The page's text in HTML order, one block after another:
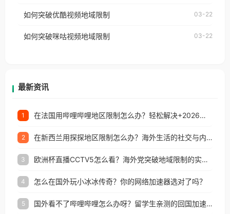
权限制所困扰。
制问题，且仅能在中国大陆地区播放。 遇到这个问题
户收听网易云音乐地区版权限制」的问题，无论人在
如何突破优酷视频地域限制 03-22
如何突破咪咕视频地域限制 03-22
最新资讯
1 在法国用哔哩哔哩地区限制怎么办？轻松解决+2026世界杯看球攻略
2 在新西兰用探探地区限制怎么办？海外生活的社交与内容之困
3 欧洲杯直播CCTV5怎么看？海外党突破地域限制的实用指南
4 怎么在国外玩小冰冰传奇？你的网络加速器选对了吗？
5 国外看不了哔哩哔哩怎么办呀？留学生亲测的回国加速全攻略（含酷我音乐渤海银行解决方法）